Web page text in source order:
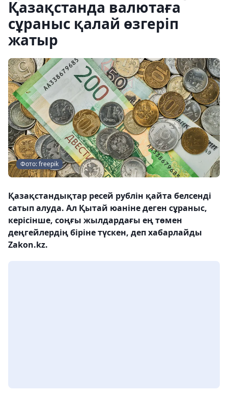
Қазақстанда валютаға
сұраныс қалай өзгеріп
жатыр
Фото: freepik
Қазақстандықтар ресей рублін қайта белсенді
сатып алуда. Ал Қытай юаніне деген сұраныс,
керісінше, соңғы жылдардағы ең төмен
деңгейлердің біріне түскен, деп хабарлайды
Zakon.kz.